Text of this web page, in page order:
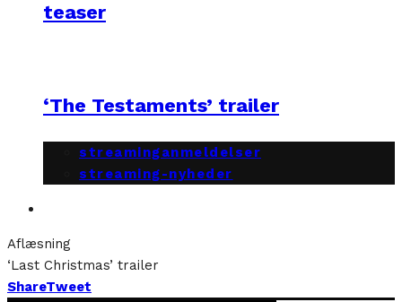
teaser
‘The Testaments’ trailer
streaminganmeldelser
streaming-nyheder
Aflæsning
‘Last Christmas’ trailer
ShareTweet